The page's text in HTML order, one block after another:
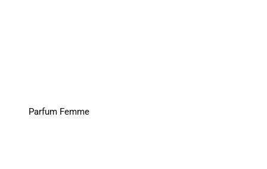
Parfum Femme